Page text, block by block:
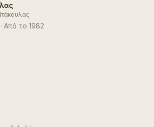
· Από το 1982